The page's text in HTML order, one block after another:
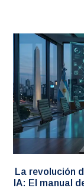
La revolución
IA: El manual